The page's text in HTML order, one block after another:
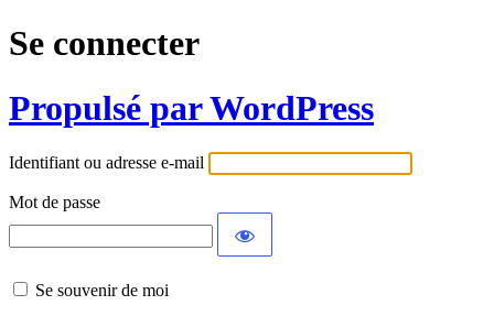
Se connecter
Propulsé par WordPress
Identifiant ou adresse e-mail
Mot de passe
Se souvenir de moi